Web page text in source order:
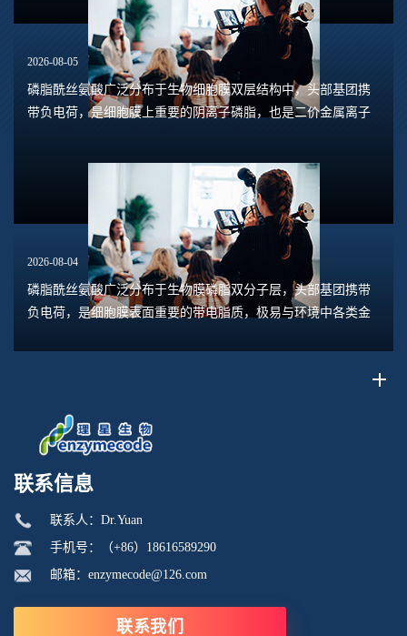
2026-08-05
磷脂酰丝氨酸广泛分布于生物细胞膜双层结构中，头部基团携
带负电荷，是细胞膜上重要的阴离子磷脂，也是二价金属离子
2026-08-04
磷脂酰丝氨酸广泛分布于生物膜磷脂双分子层，头部基团携带
负电荷，是细胞膜表面重要的带电脂质，极易与环境中各类金
联系信息
联系人：Dr.Yuan
手机号：（+86）18616589290
邮箱：enzymecode@126.com
联系我们